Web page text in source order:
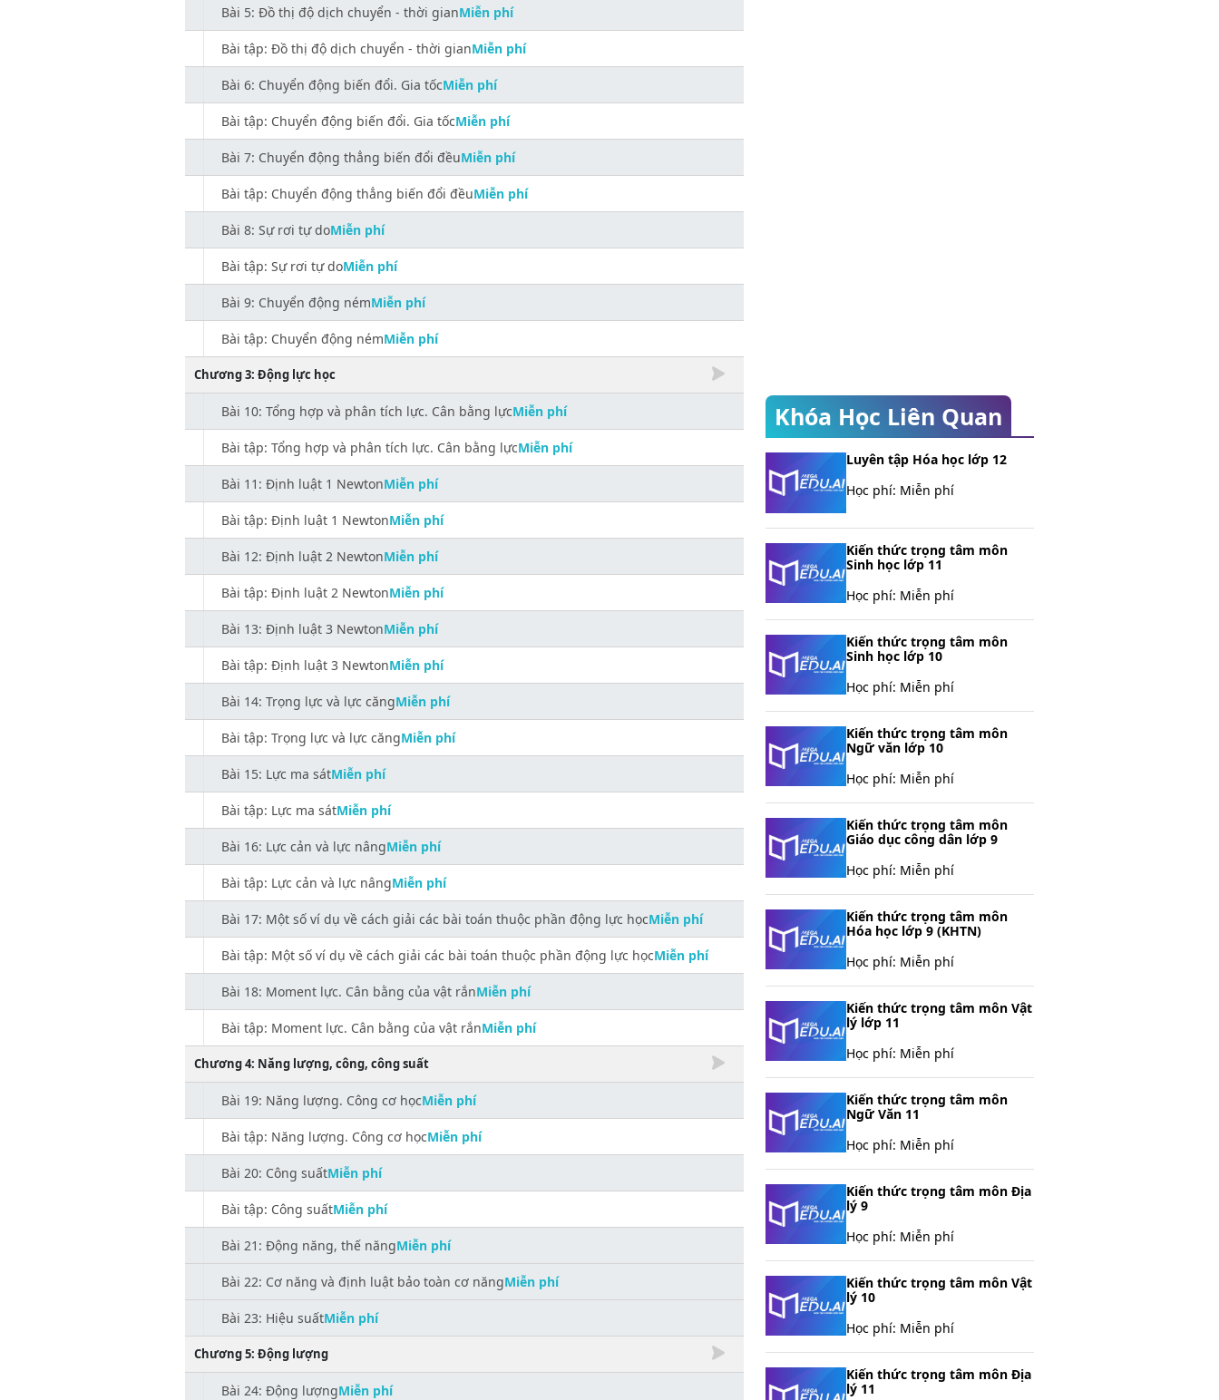
Khóa Học Liên Quan
Luyên tập Hóa học lớp 12
Học phí: Miễn phí
Kiến thức trọng tâm môn
Sinh học lớp 11
Học phí: Miễn phí
Kiến thức trọng tâm môn
Sinh học lớp 10
Học phí: Miễn phí
Kiến thức trọng tâm môn
Ngữ văn lớp 10
Học phí: Miễn phí
Kiến thức trọng tâm môn
Giáo dục công dân lớp 9
Học phí: Miễn phí
Kiến thức trọng tâm môn
Hóa học lớp 9 (KHTN)
Học phí: Miễn phí
Kiến thức trọng tâm môn Vật
lý lớp 11
Học phí: Miễn phí
Kiến thức trọng tâm môn
Ngữ Văn 11
Học phí: Miễn phí
Kiến thức trọng tâm môn Địa
lý 9
Học phí: Miễn phí
Kiến thức trọng tâm môn Vật
lý 10
Học phí: Miễn phí
Kiến thức trọng tâm môn Địa
lý 11
Bài 5: Đồ thị độ dịch chuyển - thời gianMiễn phí
Bài tập: Đồ thị độ dịch chuyển - thời gianMiễn phí
Bài 6: Chuyển động biến đổi. Gia tốcMiễn phí
Bài tập: Chuyển động biến đổi. Gia tốcMiễn phí
Bài 7: Chuyển động thẳng biến đổi đềuMiễn phí
Bài tập: Chuyển động thẳng biến đổi đềuMiễn phí
Bài 8: Sự rơi tự doMiễn phí
Bài tập: Sự rơi tự doMiễn phí
Bài 9: Chuyển động némMiễn phí
Bài tập: Chuyển động némMiễn phí
Chương 3: Động lực học
Bài 10: Tổng hợp và phân tích lực. Cân bằng lựcMiễn phí
Bài tập: Tổng hợp và phân tích lực. Cân bằng lựcMiễn phí
Bài 11: Định luật 1 NewtonMiễn phí
Bài tập: Định luật 1 NewtonMiễn phí
Bài 12: Định luật 2 NewtonMiễn phí
Bài tập: Định luật 2 NewtonMiễn phí
Bài 13: Định luật 3 NewtonMiễn phí
Bài tập: Định luật 3 NewtonMiễn phí
Bài 14: Trọng lực và lực căngMiễn phí
Bài tập: Trọng lực và lực căngMiễn phí
Bài 15: Lực ma sátMiễn phí
Bài tập: Lực ma sátMiễn phí
Bài 16: Lực cản và lực nângMiễn phí
Bài tập: Lực cản và lực nângMiễn phí
Bài 17: Một số ví dụ về cách giải các bài toán thuộc phần động lực họcMiễn phí
Bài tập: Một số ví dụ về cách giải các bài toán thuộc phần động lực họcMiễn phí
Bài 18: Moment lực. Cân bằng của vật rắnMiễn phí
Bài tập: Moment lực. Cân bằng của vật rắnMiễn phí
Chương 4: Năng lượng, công, công suất
Bài 19: Năng lượng. Công cơ họcMiễn phí
Bài tập: Năng lượng. Công cơ họcMiễn phí
Bài 20: Công suấtMiễn phí
Bài tập: Công suấtMiễn phí
Bài 21: Động năng, thế năngMiễn phí
Bài 22: Cơ năng và định luật bảo toàn cơ năngMiễn phí
Bài 23: Hiệu suấtMiễn phí
Chương 5: Động lượng
Bài 24: Động lượngMiễn phí